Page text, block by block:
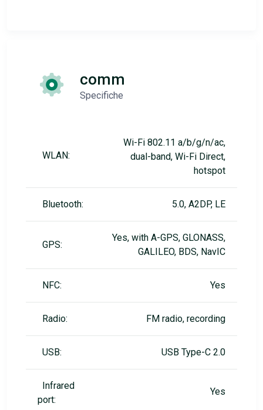
comm
Specifiche
WLAN:
Wi-Fi 802.11 a/b/g/n/ac,
dual-band, Wi-Fi Direct,
hotspot
Bluetooth: 5.0, A2DP, LE
GPS:
Yes, with A-GPS, GLONASS,
GALILEO, BDS, NavIC
NFC: Yes
Radio: FM radio, recording
USB: USB Type-C 2.0
Infrared
port:
Yes